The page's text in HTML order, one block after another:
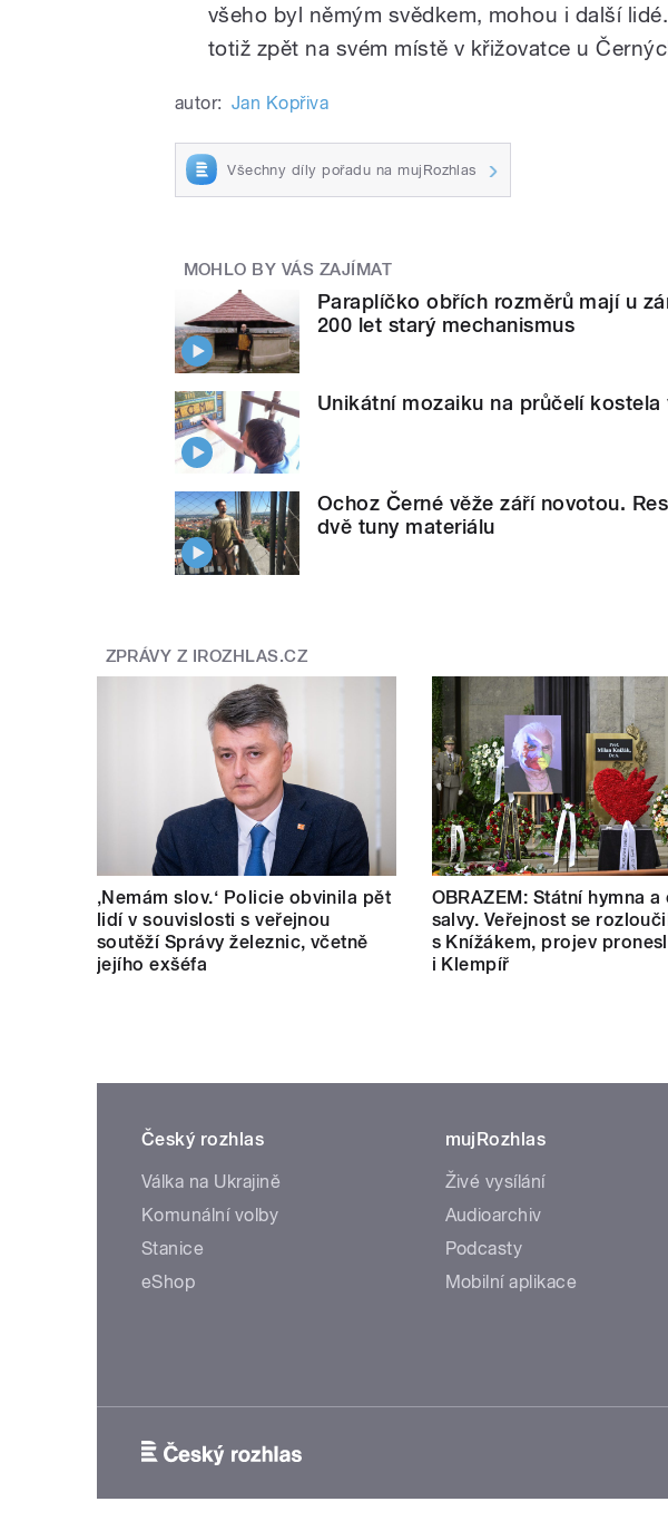
všeho byl němým svědkem, mohou i další
totiž zpět na svém místě v křižovatce u
autor: Jan Kopřiva
Všechny díly pořadu na mujRozhlas
MOHLO BY VÁS ZAJÍMAT
Paraplíčko obřích rozměrů mají u
200 let starý mechanismus
Unikátní mozaiku na průčelí
Ochoz Černé věže září novotou.
dvě tuny materiálu
ZPRÁVY Z IROZHLAS.CZ
‚Nemám slov.‘ Policie obvinila pět
lidí v souvislosti s veřejnou
soutěží Správy železnic, včetně
jejího exšéfa
OBRAZEM: Státní hymna a
salvy. Veřejnost se
s Knížákem, projev
i Klempíř
Český rozhlas
Válka na Ukrajině
Komunální volby
Stanice
eShop
mujRozhlas
Živé vysílání
Audioarchiv
Podcasty
Mobilní aplikace